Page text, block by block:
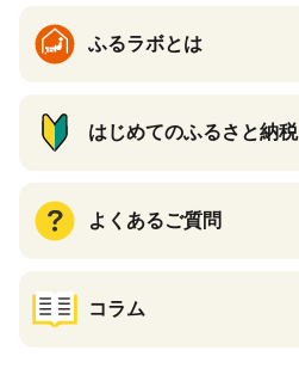
ふるラボとは
はじめてのふるさと納税
よくあるご質問
コラム